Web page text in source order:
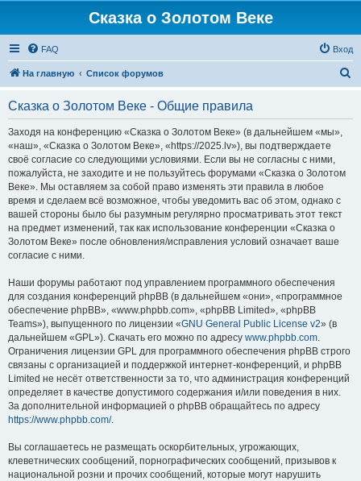
Сказка о Золотом Веке
FAQ Вход
На главную Список форумов
Сказка о Золотом Веке - Общие правила
Заходя на конференцию «Сказка о Золотом Веке» (в дальнейшем «мы»,
«наш», «Сказка о Золотом Веке», «https://2025.lv»), вы подтверждаете
своё согласие со следующими условиями. Если вы не согласны с ними,
пожалуйста, не заходите и не пользуйтесь форумами «Сказка о Золотом
Веке». Мы оставляем за собой право изменять эти правила в любое
время и сделаем всё возможное, чтобы уведомить вас об этом, однако с
вашей стороны было бы разумным регулярно просматривать этот текст
на предмет изменений, так как использование конференции «Сказка о
Золотом Веке» после обновления/исправления условий означает ваше
согласие с ними.
Наши форумы работают под управлением программного обеспечения
для создания конференций phpBB (в дальнейшем «они», «программное
обеспечение phpBB», «www.phpbb.com», «phpBB Limited», «phpBB
Teams»), выпущенного по лицензии «GNU General Public License v2» (в
дальнейшем «GPL»). Скачать его можно по адресу www.phpbb.com.
Ограничения лицензии GPL для программного обеспечения phpBB строго
связаны с организацией и поддержкой интернет-конференций, и phpBB
Limited не несёт ответственности за то, что администрация конференций
определяет в качестве допустимого содержания и/или поведения в них.
За дополнительной информацией о phpBB обращайтесь по адресу
https://www.phpbb.com/.
Вы соглашаетесь не размещать оскорбительных, угрожающих,
клеветнических сообщений, порнографических сообщений, призывов к
национальной розни и прочих сообщений, которые могут нарушить